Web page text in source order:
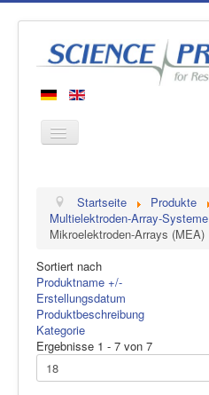
Produkte
Hersteller
Über uns
Kontakt
Startseite
Produkte
Multielektroden-Array-Systeme
Mikroelektroden-Arrays (MEA)
Sortiert nach
Produktname +/-
Erstellungsdatum
Produktbeschreibung
Kategorie
Ergebnisse 1 - 7 von 7